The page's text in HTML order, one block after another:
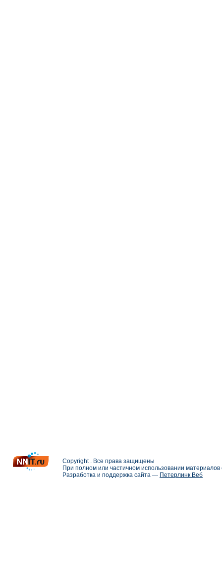
Copyright . Все права защищены
При полном или частичном использовании
Разработка и поддержка сайта — Петерлинк Веб